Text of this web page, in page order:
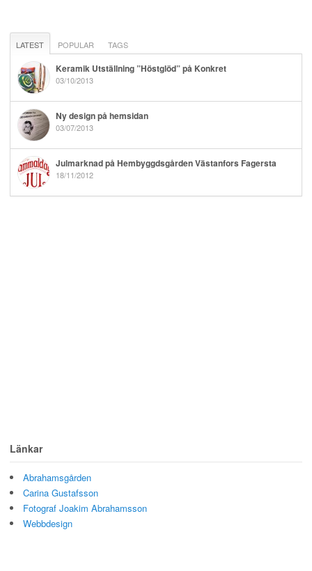
LATEST POPULAR TAGS
Keramik Utställning ”Höstglöd” på Konkret
03/10/2013
Ny design på hemsidan
03/07/2013
Julmarknad på Hembyggdsgården Västanfors Fagersta
18/11/2012
Länkar
Abrahamsgården
Carina Gustafsson
Fotograf Joakim Abrahamsson
Webbdesign